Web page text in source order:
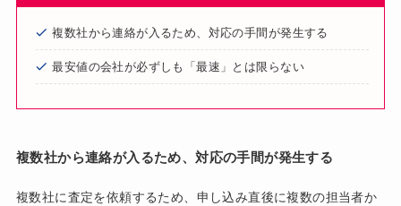
複数社から連絡が入るため、対応の手間が発生する
最安値の会社が必ずしも「最速」とは限らない
複数社から連絡が入るため、対応の手間が発生する
複数社に査定を依頼するため、申し込み直後に複数の担当者か